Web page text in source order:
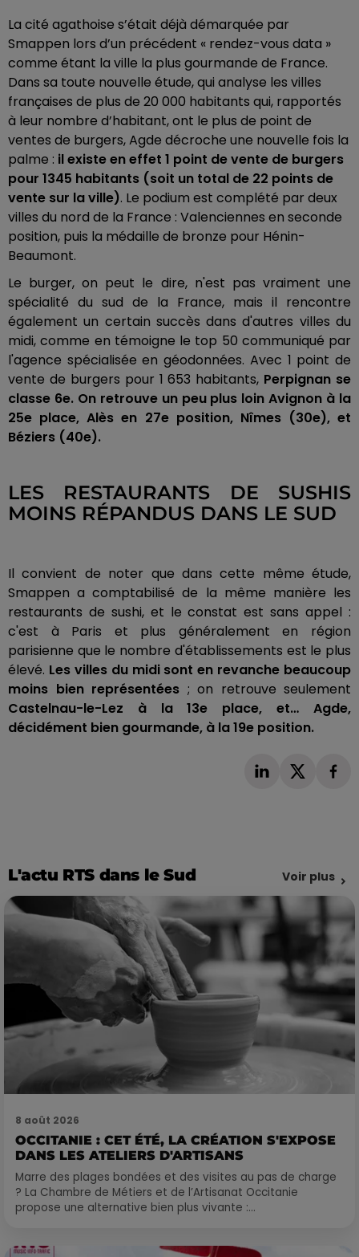
La cité agathoise s’était déjà démarquée par
Smappen lors d’un précédent « rendez-vous data »
comme étant la ville la plus gourmande de France.
Dans sa toute nouvelle étude, qui analyse les villes
françaises de plus de 20 000 habitants qui, rapportés
à leur nombre d’habitant, ont le plus de point de
ventes de burgers, Agde décroche une nouvelle fois la
palme : il existe en effet 1 point de vente de burgers
pour 1345 habitants (soit un total de 22 points de
vente sur la ville). Le podium est complété par deux
villes du nord de la France : Valenciennes en seconde
position, puis la médaille de bronze pour Hénin-
Beaumont.
Le burger, on peut le dire, n'est pas vraiment une
spécialité du sud de la France, mais il rencontre
également un certain succès dans d'autres villes du
midi, comme en témoigne le top 50 communiqué par
l'agence spécialisée en géodonnées. Avec 1 point de
vente de burgers pour 1 653 habitants, Perpignan se
classe 6e. On retrouve un peu plus loin Avignon à la
25e place, Alès en 27e position, Nîmes (30e), et
Béziers (40e).
LES RESTAURANTS DE SUSHIS
MOINS RÉPANDUS DANS LE SUD
Il convient de noter que dans cette même étude,
Smappen a comptabilisé de la même manière les
restaurants de sushi, et le constat est sans appel :
c'est à Paris et plus généralement en région
parisienne que le nombre d'établissements est le plus
élevé. Les villes du midi sont en revanche beaucoup
moins bien représentées ; on retrouve seulement
Castelnau-le-Lez à la 13e place, et… Agde,
décidément bien gourmande, à la 19e position.
L'actu RTS dans le Sud Voir plus
8 août 2026
OCCITANIE : CET ÉTÉ, LA CRÉATION S'EXPOSE
DANS LES ATELIERS D'ARTISANS
Marre des plages bondées et des visites au pas de charge
? La Chambre de Métiers et de l’Artisanat Occitanie
propose une alternative bien plus vivante :...